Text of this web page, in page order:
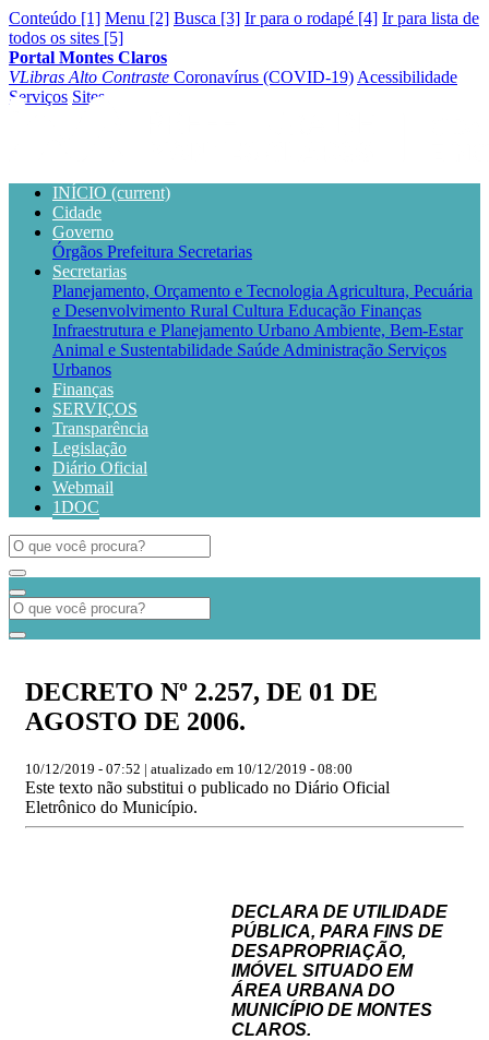
Conteúdo [1] Menu [2] Busca [3] Ir para o rodapé [4] Ir para lista de
todos os sites [5]
Portal Montes Claros
VLibras Alto Contraste Coronavírus (COVID-19) Acessibilidade
Serviços Sites
INÍCIO (current)
Cidade
Governo
Órgãos Prefeitura Secretarias
Secretarias
Planejamento, Orçamento e Tecnologia Agricultura, Pecuária
e Desenvolvimento Rural Cultura Educação Finanças
Infraestrutura e Planejamento Urbano Ambiente, Bem-Estar
Animal e Sustentabilidade Saúde Administração Serviços
Urbanos
Finanças
SERVIÇOS
Transparência
Legislação
Diário Oficial
Webmail
1DOC
DECRETO Nº 2.257, DE 01 DE
AGOSTO DE 2006.
10/12/2019 - 07:52 | atualizado em 10/12/2019 - 08:00
Este texto não substitui o publicado no Diário Oficial
Eletrônico do Município.
DECLARA DE UTILIDADE
PÚBLICA, PARA FINS DE
DESAPROPRIAÇÃO,
IMÓVEL SITUADO EM
ÁREA URBANA DO
MUNICÍPIO DE MONTES
CLAROS.